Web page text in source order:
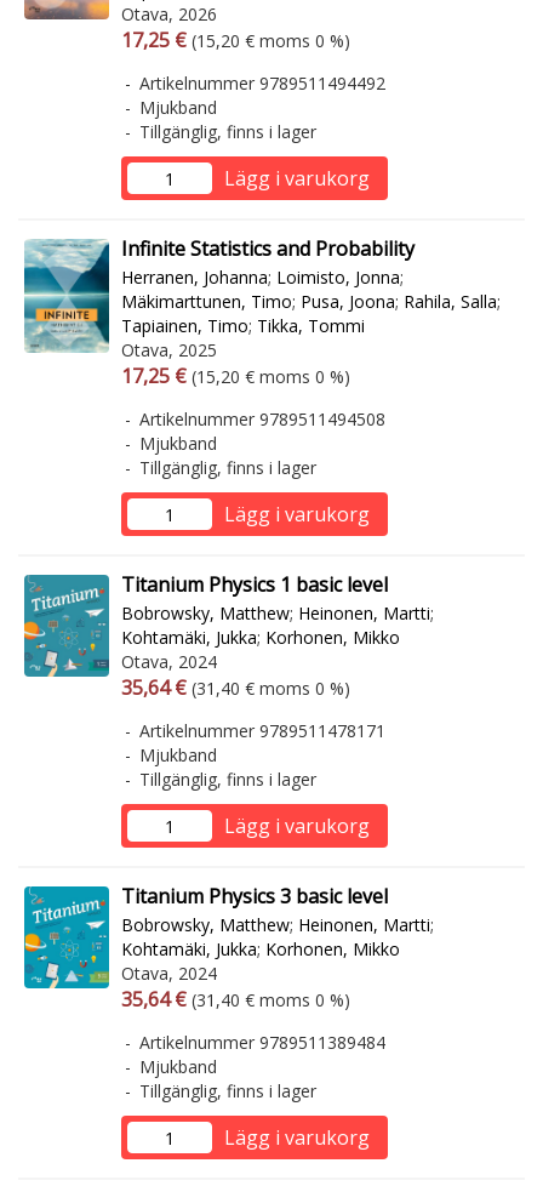
Otava, 2026
Arvonlisäverollinen hinta
17,25 € Arvonlisäveroton hinta
(15,20 € moms 0 %)
Artikelnummer 9789511494492
Mjukband
Tillgänglig, finns i lager
Lägg i varukorg
Infinite Statistics and Probability
Herranen, Johanna; Loimisto, Jonna;
Mäkimarttunen, Timo; Pusa, Joona; Rahila, Salla;
Tapiainen, Timo; Tikka, Tommi
Otava, 2025
Arvonlisäverollinen hinta
17,25 € Arvonlisäveroton hinta
(15,20 € moms 0 %)
Artikelnummer 9789511494508
Mjukband
Tillgänglig, finns i lager
Lägg i varukorg
Titanium Physics 1 basic level
Bobrowsky, Matthew; Heinonen, Martti;
Kohtamäki, Jukka; Korhonen, Mikko
Otava, 2024
Arvonlisäverollinen hinta
35,64 € Arvonlisäveroton hinta
(31,40 € moms 0 %)
Artikelnummer 9789511478171
Mjukband
Tillgänglig, finns i lager
Lägg i varukorg
Titanium Physics 3 basic level
Bobrowsky, Matthew; Heinonen, Martti;
Kohtamäki, Jukka; Korhonen, Mikko
Otava, 2024
Arvonlisäverollinen hinta
35,64 € Arvonlisäveroton hinta
(31,40 € moms 0 %)
Artikelnummer 9789511389484
Mjukband
Tillgänglig, finns i lager
Lägg i varukorg